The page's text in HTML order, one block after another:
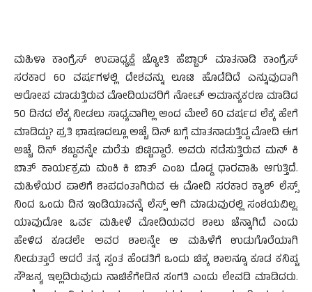
ಮಹಿಳಾ ಕಾಂಗ್ರೆಸ್ ಉಪಾಧ್ಯಕ್ಷೆ ಜ್ಯೋತಿ ಹೆಬ್ಬಾರ್ ಮಾತನಾಡಿ ಕಾಂಗ್ರೆಸ್
ಸರಕಾರ 60 ವರ್ಷಗಳಲ್ಲಿ ದೇಶವನ್ನು ಲೂಟಿ ಹೊಡೆದಿದೆ ಎನ್ನುವುದಾಗಿ
ಆರೋಪ ಮಾಡುತ್ತಿರುವ ಮೋದಿಯವರಿಗೆ ನೋಟ್ ಅಮಾನ್ಯಕರಣ ಮಾಡಿದ
50 ದಿನದ ಲೆಕ್ಕ ನೀಡಲು ಸಾಧ್ಯವಾಗಿಲ್ಲ ಅಂದ ಮೇಲೆ 60 ವರ್ಷದ ಲೆಕ್ಕ ಹೇಗೆ
ಮಾಡಿದ್ದು? ಪ್ರತಿ ಭಾಷಣದಲ್ಲೂ ಅಚ್ಚೆ ದಿನ್ ಬಗ್ಗೆ ಮಾತನಾಡುತ್ತಿದ್ದ ಮೋದಿ ಈಗ
ಅಚ್ಚೆ ದಿನ್ ಶಬ್ದವನ್ನೇ ಮರೆತು ಬಿಟ್ಟಿದ್ದಾರೆ. ಅವರು ನಡೆಸುತ್ತಿರುವ ಮನ್ ಕಿ
ಬಾತ್ ಕಾರ್ಯಕ್ರಮ ಮಂಕಿ ಕಿ ಬಾತ್ ಎಂಬ ದೊಡ್ಡ ಧಾರವಾಹಿ ಆಗುತ್ತಿದೆ.
ಮಹಿಳೆಯರ ಪಾಲಿಗೆ ಶಾಪದಂತಾಗಿರುವ ಈ ಮೋದಿ ಸರಕಾರ ಕ್ಯಾಶ್ ಲೆಸ್ಸ್
ನಿಂದ ಒಂದು ದಿನ ಇಂಡಿಯಾವನ್ನೆ ಲೆಸ್ಸ್ ಆಗಿ ಮಾಡುವುರಲ್ಲಿ ಸಂಶಯವಿಲ್ಲ.
ಯಾವುದೋ ಒರ್ವ ಮಹೀಳೆ ಮೋದಿಯವರ ಶಾಲು ಚೆನ್ನಾಗಿದೆ ಎಂದು
ಹೇಳಿದ ಕೂಡಲೇ ಅವರ ಶಾಲನ್ನೇ ಆ ಮಹಿಳೆಗೆ ಉಡುಗೊರೆಯಾಗಿ
ನೀಡುತ್ತಾರೆ ಆದರೆ ತನ್ನ ಸ್ವಂತ ಹೆಂಡತಿಗೆ ಒಂದು ಚಿಕ್ಕ ಶಾಲನ್ನೂ ಕೂಡ ಕನಿಷ್ಟ
ಸೌಜನ್ಯ ಇಲ್ಲದಿರುವುದು ನಾಚಿಕೆಗೇಡಿನ ಸಂಗತಿ ಎಂದು ಲೇವಡಿ ಮಾಡಿದರು.